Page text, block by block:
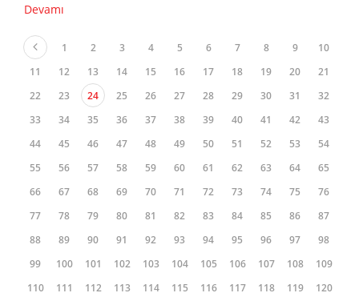
Devamı
1 2 3 4 5 6 7 8 9
10
11
12 13 14 15 16 17 18 19 20
21
22
23 24 25 26 27 28 29 30 31
32
33
34 35 36 37 38 39 40 41 42
43
44
45 46 47 48 49 50 51 52 53
54
55
56 57 58 59 60 61 62 63 64
65
66
67 68 69 70 71 72 73 74 75
76
77
78 79 80 81 82 83 84 85 86
87
88
89 90 91 92 93 94 95 96 97
98
99
100 101 102 103 104 105 106 107 108
109
110
111 112 113 114 115 116 117 118 119
120